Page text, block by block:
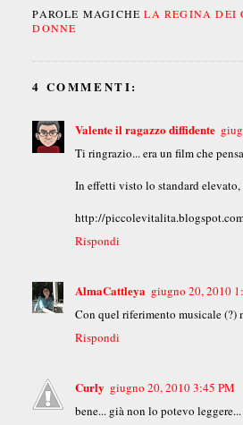
PAROLE MAGICHELA REGINA DEI
DONNE
4 COMMENTI:
Valente il ragazzo diffidente
Ti ringrazio... era un film che
In effetti visto lo standard
http://
Rispondi
AlmaCattleya giugno 20, 2010
Con quel riferimento musicale (?)
Rispondi
Curly giugno 20, 2010 3:45 PM
bene... già non lo potevo